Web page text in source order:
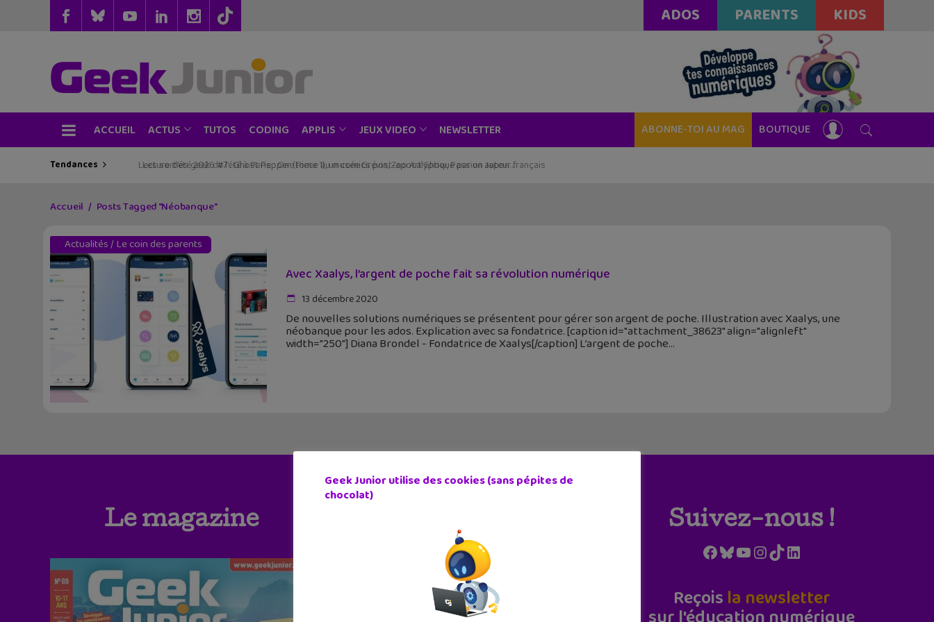
ADOS PARENTS KIDS
ACCUEIL ACTUS TUTOS CODING APPLIS JEUX VIDEO NEWSLETTER ABONNE-TOI AU MAG BOUTIQUE
Tendances Les sorties geek de l’été à Paris : One Piece au musée Grévin, Zoo Art Show, Passion Japon…
Accueil Posts Tagged "Néobanque"
Actualités/ Le coin des parents
Avec Xaalys, l’argent de poche fait sa révolution numérique
13 décembre 2020
De nouvelles solutions numériques se présentent pour gérer son argent de poche. Illustration avec Xaalys, une
néobanque pour les ados. Explication avec sa fondatrice. [caption id="attachment_38623" align="alignleft"
width="250"] Diana Brondel - Fondatrice de Xaalys[/caption] L’argent de poche
Le magazine Suivez-nous !
Facebook
Bluesky
YouTube
Instagram
TikTokLinkedIn
Reçois la newsletter
Geek Junior utilise des cookies (sans pépites de
chocolat)